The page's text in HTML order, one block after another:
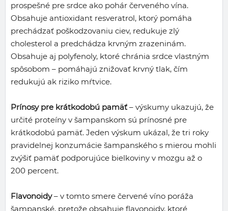
prospešné pre srdce ako pohár červeného vína.
Obsahuje antioxidant resveratrol, ktorý pomáha
prechádzať poškodzovaniu ciev, redukuje zlý
cholesterol a predchádza krvným zrazeninám.
Obsahuje aj polyfenoly, ktoré chránia srdce vlastným
spôsobom – pomáhajú znižovať krvný tlak, čím
redukujú ak riziko mŕtvice.
Prínosy pre krátkodobú pamäť– výskumy ukazujú, že
určité proteíny v šampanskom sú prínosné pre
krátkodobú pamäť. Jeden výskum ukázal, že tri roky
pravidelnej konzumácie šampanského s mierou mohli
zvýšiť pamäť podporujúce bielkoviny v mozgu až o
200 percent.
Flavonoidy– v tomto smere červené víno poráža
šampanské, pretože obsahuje flavonoidy, ktoré